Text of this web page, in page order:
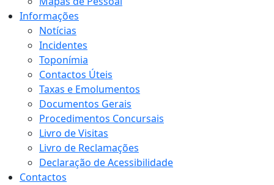
Informações
Notícias
Incidentes
Toponímia
Contactos Úteis
Taxas e Emolumentos
Documentos Gerais
Procedimentos Concursais
Livro de Visitas
Livro de Reclamações
Declaração de Acessibilidade
Contactos